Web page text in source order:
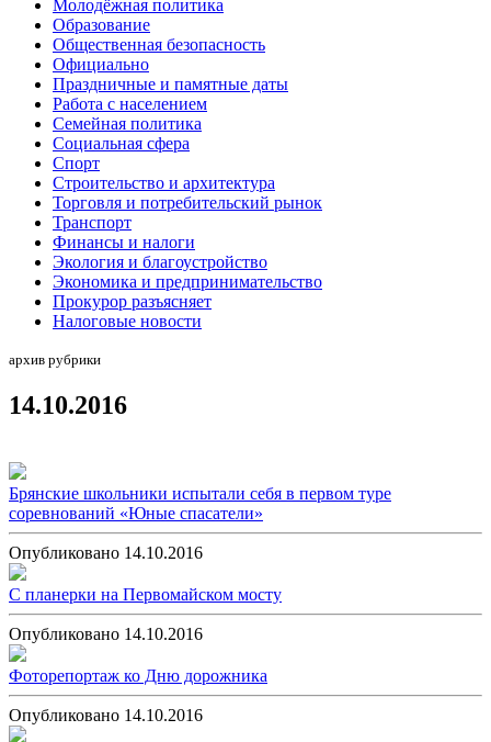
Молодёжная политика
Образование
Общественная безопасность
Официально
Праздничные и памятные даты
Работа с населением
Семейная политика
Социальная сфера
Спорт
Строительство и архитектура
Торговля и потребительский рынок
Транспорт
Финансы и налоги
Экология и благоустройство
Экономика и предпринимательство
Прокурор разъясняет
Налоговые новости
архив рубрики
14.10.2016
Брянские школьники испытали себя в первом туре
соревнований «Юные спасатели»
Опубликовано 14.10.2016
С планерки на Первомайском мосту
Опубликовано 14.10.2016
Фоторепортаж ко Дню дорожника
Опубликовано 14.10.2016